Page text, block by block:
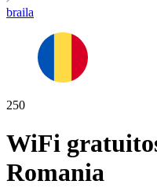
braila
250
WiFi
Romania